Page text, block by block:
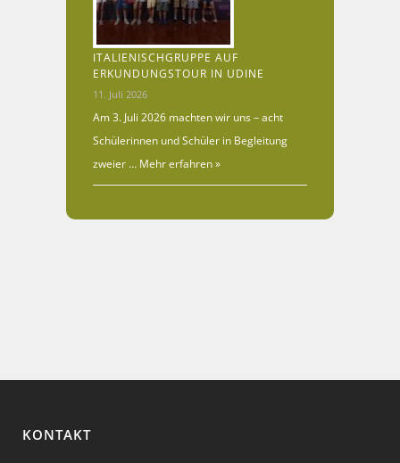
ITALIENISCHGRUPPE AUF
ERKUNDUNGSTOUR IN UDINE
11. Juli 2026
Am 3. Juli 2026 machten wir uns – acht
Schülerinnen und Schüler in Begleitung
zweier … Mehr erfahren »
KONTAKT